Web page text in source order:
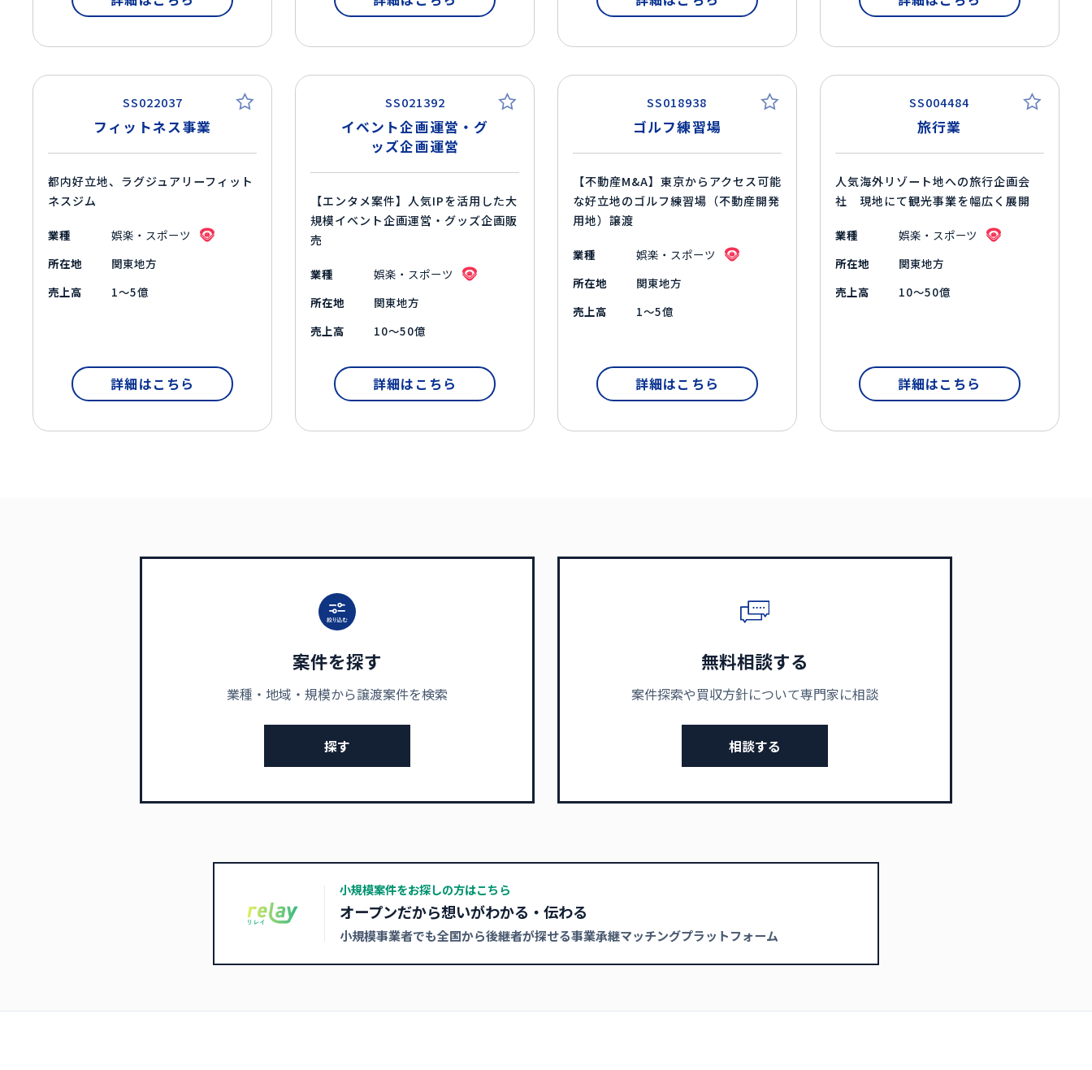
SS022037
フィットネス事業
都内好立地、ラグジュアリーフィット
ネスジム
業種
娯楽・スポーツ
所在地
関東地方
売上高
1～5億
詳細はこちら
SS021392
イベント企画運営・グ
ッズ企画運営
【エンタメ案件】人気IPを活用した大
規模イベント企画運営・グッズ企画販
売
業種
娯楽・スポーツ
所在地
関東地方
売上高
10～50億
詳細はこちら
SS018938
ゴルフ練習場
【不動産M&A】東京からアクセス可能
な好立地のゴルフ練習場（不動産開発
用地）譲渡
業種
娯楽・スポーツ
所在地
関東地方
売上高
1～5億
詳細はこちら
SS004484
旅行業
人気海外リゾート地への旅行企画会
社 現地にて観光事業を幅広く展開
業種
娯楽・スポーツ
所在地
関東地方
売上高
10～50億
詳細はこちら
案件を探す
業種・地域・規模から譲渡案件を検索
探す
無料相談する
案件探索や買収方針について専門家に相談
相談する
小規模案件をお探しの方はこちら
オープンだから想いがわかる・伝わる
小規模事業者でも全国から後継者が探せる事業承継マッチングプラットフォーム